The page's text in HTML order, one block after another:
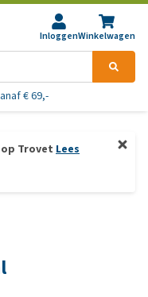
InloggenWinkelwagen
€ 69,-
Trovet Lees